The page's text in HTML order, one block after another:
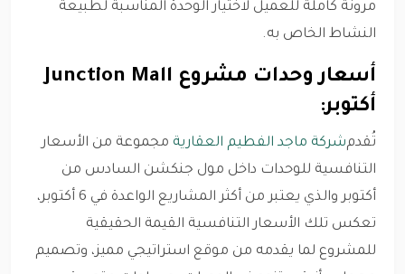
مرونة كاملة للعميل لاختيار الوحدة المناسبة لطبيعة
النشاط الخاص به.
أسعار وحدات مشروع Junction Mall
أكتوبر:
تُقدمشركة ماجد الفطيم العقارية مجموعة من الأسعار
التنافسية للوحدات داخل مول جنكشن السادس من
أكتوبر والذي يعتبر من أكثر المشاريع الواعدة في 6 أكتوبر،
تعكس تلك الأسعار التنافسية القيمة الحقيقية
للمشروع لما يقدمه من موقع استراتيجي مميز، وتصميم